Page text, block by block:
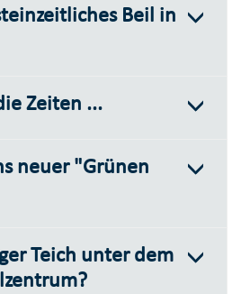
Beil in
Zeiten ...
neuer "Grünen
Teich unter dem